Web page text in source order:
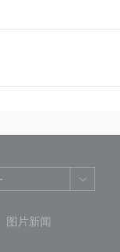
图片新闻